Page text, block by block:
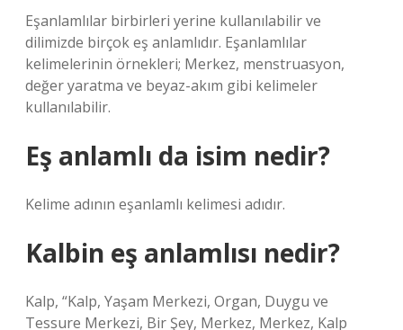
Eşanlamlılar birbirleri yerine kullanılabilir ve
dilimizde birçok eş anlamlıdır. Eşanlamlılar
kelimelerinin örnekleri; Merkez, menstruasyon,
değer yaratma ve beyaz-akım gibi kelimeler
kullanılabilir.
Eş anlamlı da isim nedir?
Kelime adının eşanlamlı kelimesi adıdır.
Kalbin eş anlamlısı nedir?
Kalp, “Kalp, Yaşam Merkezi, Organ, Duygu ve
Tessure Merkezi, Bir Şey, Merkez, Merkez, Kalp